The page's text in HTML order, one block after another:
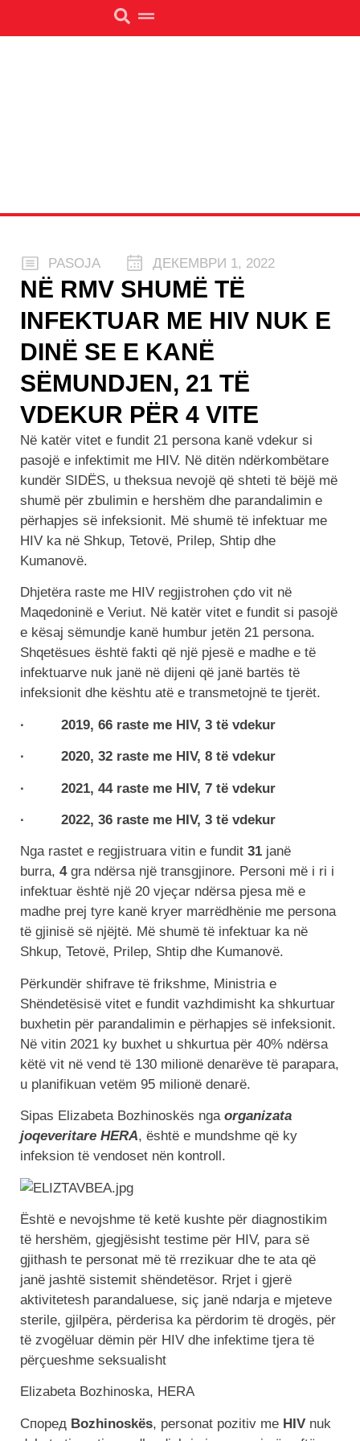
PASOJA ДЕКЕМВРИ 1, 2022
NË RMV SHUMË TË
INFEKTUAR ME HIV NUK E
DINË SE E KANË
SËMUNDJEN, 21 TË
VDEKUR PËR 4 VITE
Në katër vitet e fundit 21 persona kanë vdekur si
pasojë e infektimit me HIV. Në ditën ndërkombëtare
kundër SIDËS, u theksua nevojë që shteti të bëjë më
shumë për zbulimin e hershëm dhe parandalimin e
përhapjes së infeksionit. Më shumë të infektuar me
HIV ka në Shkup, Tetovë, Prilep, Shtip dhe
Kumanovë.
Dhjetëra raste me HIV regjistrohen çdo vit në
Maqedoninë e Veriut. Në katër vitet e fundit si pasojë
e kësaj sëmundje kanë humbur jetën 21 persona.
Shqetësues është fakti që një pjesë e madhe e të
infektuarve nuk janë në dijeni që janë bartës të
infeksionit dhe kështu atë e transmetojnë te tjerët.
· 2019, 66 raste me HIV, 3 të vdekur
· 2020, 32 raste me HIV, 8 të vdekur
· 2021, 44 raste me HIV, 7 të vdekur
· 2022, 36 raste me HIV, 3 të vdekur
Nga rastet e regjistruara vitin e fundit 31 janë
burra, 4gra ndërsa një transgjinore. Personi më i ri i
infektuar është një 20 vjeçar ndërsa pjesa më e
madhe prej tyre kanë kryer marrëdhënie me persona
të gjinisë së njëjtë. Më shumë të infektuar ka në
Shkup, Tetovë, Prilep, Shtip dhe Kumanovë.
Përkundër shifrave të frikshme, Ministria e
Shëndetësisë vitet e fundit vazhdimisht ka shkurtuar
buxhetin për parandalimin e përhapjes së infeksionit.
Në vitin 2021 ky buxhet u shkurtua për 40% ndërsa
këtë vit në vend të 130 milionë denarëve të parapara,
u planifikuan vetëm 95 milionë denarë.
Sipas Elizabeta Bozhinoskës nga organizata
joqeveritare HERA, është e mundshme që ky
infeksion të vendoset nën kontroll.
Është e nevojshme të ketë kushte për diagnostikim
të hershëm, gjegjësisht testime për HIV, para së
gjithash te personat më të rrezikuar dhe te ata që
janë jashtë sistemit shëndetësor. Rrjet i gjerë
aktivitetesh parandaluese, siç janë ndarja e mjeteve
sterile, gjilpëra, përderisa ka përdorim të drogës, për
të zvogëluar dëmin për HIV dhe infektime tjera të
përçueshme seksualisht
Elizabeta Bozhinoska, HERA
Според Bozhinoskës, personat pozitiv me HIV nuk